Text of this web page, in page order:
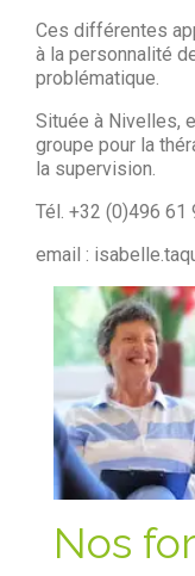
Ces différentes
à la personnalité
problématique.
Située à Nivelles,
groupe pour la
la supervision.
Tél. +32 (0)496 61
email :
Nos